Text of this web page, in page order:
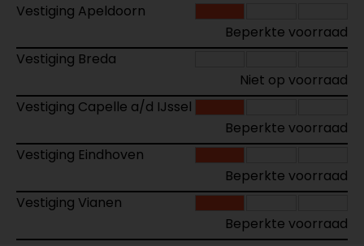
Vestiging Apeldoorn
Beperkte voorraad
Vestiging Breda
Niet op voorraad
Vestiging Capelle a/d IJssel
Beperkte voorraad
Vestiging Eindhoven
Beperkte voorraad
Vestiging Vianen
Beperkte voorraad